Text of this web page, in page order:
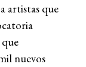
artistas que
nuevos